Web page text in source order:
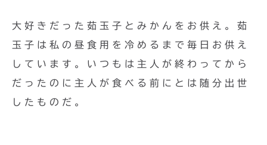
大好きだった茹玉子とみかんをお供え。茹
玉子は私の昼食用を冷めるまで毎日お供え
しています。いつもは主人が終わってから
だったのに主人が食べる前にとは随分出世
したものだ。